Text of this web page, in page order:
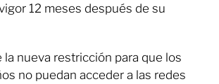
12 meses después de su
la nueva restricción para que los
no puedan acceder a las redes